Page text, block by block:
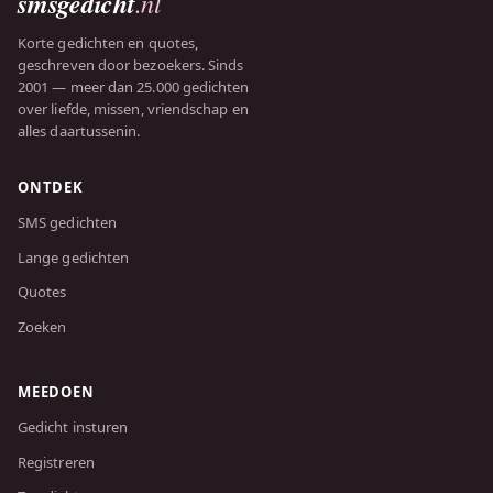
Korte gedichten en quotes,
geschreven door bezoekers. Sinds
2001 — meer dan 25.000 gedichten
over liefde, missen, vriendschap en
alles daartussenin.
ONTDEK
SMS gedichten
Lange gedichten
Quotes
Zoeken
MEEDOEN
Gedicht insturen
Registreren